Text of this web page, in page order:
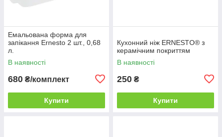
Емальована форма для
запікання Ernesto 2 шт., 0,68
л.
В наявності
680 ₴/комплект
Купити
Кухонний ніж ERNESTO® з
керамічним покриттям
В наявності
250 ₴
Купити